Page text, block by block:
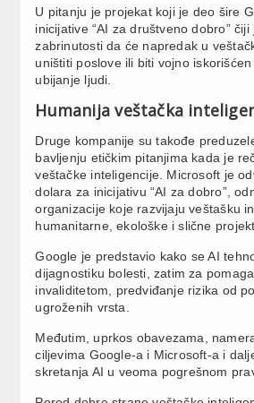
U pitanju je projekat koji je deo šire
inicijative “AI za društveno dobro”
zabrinutosti da će napredak u
uništiti poslove ili biti vojno
ubijanje ljudi.
Humanija veštačka
Druge kompanije su takođe
bavljenju etičkim pitanjima kada je
veštačke inteligencije. Microsoft je
dolara za inicijativu “AI za dobro”,
organizacije koje razvijaju veštašku
humanitarne, ekološke i slične
Google je predstavio kako se AI
dijagnostiku bolesti, zatim za
invaliditetom, predviđanje rizika od
ugroženih vrsta.
Međutim, uprkos obavezama,
ciljevima Google-a i Microsoft-a i
skretanja AI u veoma pogrešnom